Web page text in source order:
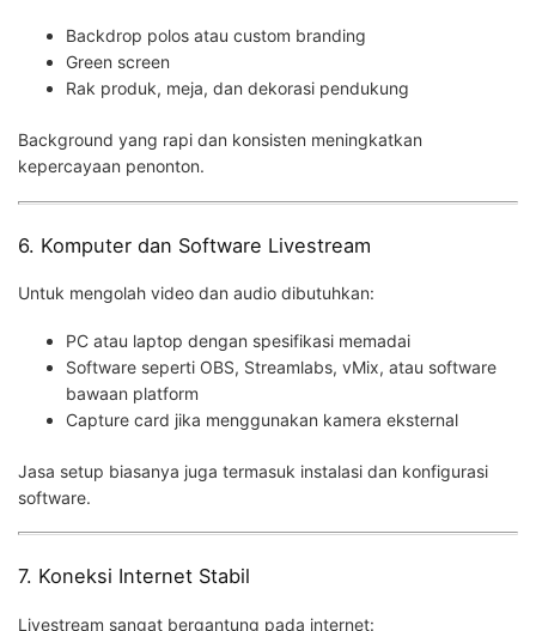
Backdrop polos atau custom branding
Green screen
Rak produk, meja, dan dekorasi pendukung
Background yang rapi dan konsisten meningkatkan
kepercayaan penonton.
6. Komputer dan Software Livestream
Untuk mengolah video dan audio dibutuhkan:
PC atau laptop dengan spesifikasi memadai
Software seperti OBS, Streamlabs, vMix, atau software
bawaan platform
Capture card jika menggunakan kamera eksternal
Jasa setup biasanya juga termasuk instalasi dan konfigurasi
software.
7. Koneksi Internet Stabil
Livestream sangat bergantung pada internet: